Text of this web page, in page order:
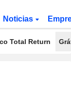
Noticias
Total Return